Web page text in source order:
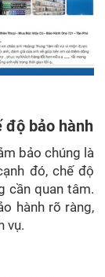
độ bảo hành
bảo chúng là
đó, chế độ
cần quan tâm.
hành rõ ràng,
vụ.